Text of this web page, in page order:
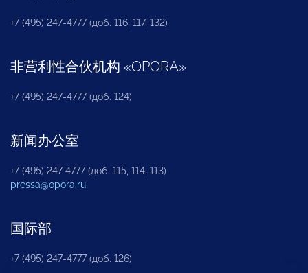
+7 (495) 247-4777 (доб. 116, 117, 132)
非营利性合伙机构 «OPORA»
+7 (495) 247-4777 (доб. 124)
新闻办公室
+7 (495) 247 4777 (доб. 115, 114, 113)
pressa@opora.ru
国际部
+7 (495) 247-4777 (доб. 126)